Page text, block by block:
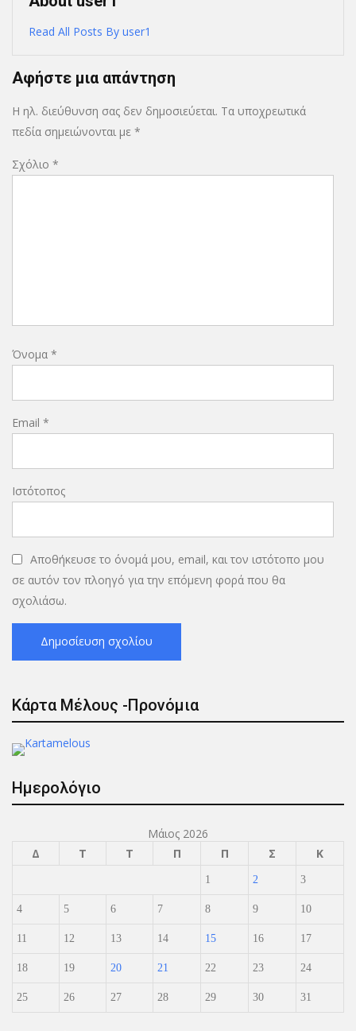
Read All Posts By user1
Αφήστε μια απάντηση
Η ηλ. διεύθυνση σας δεν δημοσιεύεται. Τα υποχρεωτικά
πεδία σημειώνονται με *
Σχόλιο *
Όνομα *
Email *
Ιστότοπος
Αποθήκευσε το όνομά μου, email, και τον ιστότοπο μου
σε αυτόν τον πλοηγό για την επόμενη φορά που θα
σχολιάσω.
Κάρτα Μέλους -Προνόμια
Ημερολόγιο
Μάιος 2026
Δ
Τ Τ Π Π Σ Κ
1 2 3
4 5 6 7 8 9 10
11 12 13 14 15 16 17
18 19 20 21 22 23 24
25 26 27 28 29 30 31